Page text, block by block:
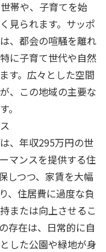
帯や、子育てを始
見られます。サッポ
、都会の喧騒を離れ
に子育て世代や自然
す。広々とした空間
、この地域の主要な
。
、年収295万円の世
マンスを提供する住
しつつ、家賃を大幅
、住居費に過度な負
または向上させるこ
存在は、日常的に自
した公園や緑地が身